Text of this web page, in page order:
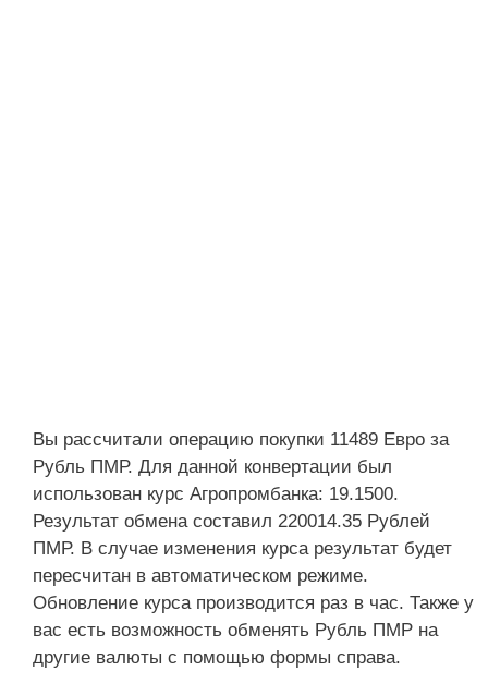
Вы рассчитали операцию покупки 11489 Евро за
Рубль ПМР. Для данной конвертации был
использован курс Агропромбанка: 19.1500.
Результат обмена составил 220014.35 Рублей
ПМР. В случае изменения курса результат будет
пересчитан в автоматическом режиме.
Обновление курса производится раз в час. Также у
вас есть возможность обменять Рубль ПМР на
другие валюты с помощью формы справа.